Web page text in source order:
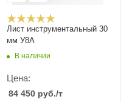
Лист инструментальный 30
мм У8А
В наличии
Цена:
84 450 руб./т